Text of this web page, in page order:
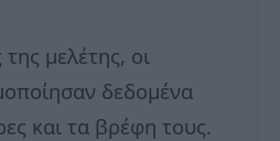
μελέτης, οι
δεδομένα
και τα βρέφη τους.